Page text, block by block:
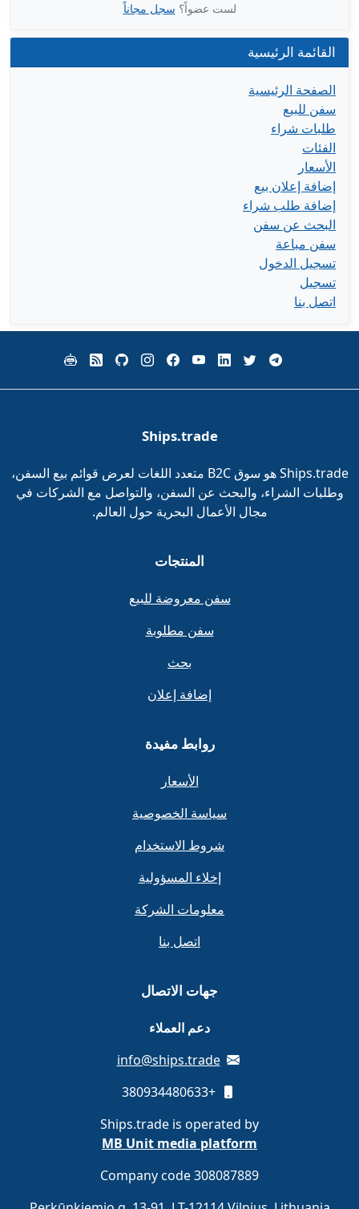
لست عضواً؟سجل مجاناً
القائمة الرئيسية
الصفحة الرئيسية
سفن للبيع
طلبات شراء
الفئات
الأسعار
إضافة إعلان بيع
إضافة طلب شراء
البحث عن سفن
سفن مباعة
تسجيل الدخول
تسجيل
اتصل بنا
Ships.trade
Ships.trade هو سوق B2C متعدد اللغات لعرض قوائم بيع السفن،
وطلبات الشراء، والبحث عن السفن، والتواصل مع الشركات في
مجال الأعمال البحرية حول العالم.
المنتجات
سفن معروضة للبيع
سفن مطلوبة
بحث
إضافة إعلان
روابط مفيدة
الأسعار
سياسة الخصوصية
شروط الاستخدام
إخلاء المسؤولية
معلومات الشركة
اتصل بنا
جهات الاتصال
دعم العملاء
info@ships.trade
+380934480633
Ships.trade is operated by
MB Unit media platform
Company code 308087889